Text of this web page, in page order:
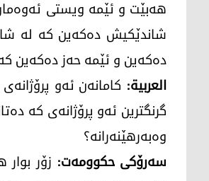
هەبێت و ئێمە ویستی
شاندێكیش دەكەین كە لە
دەكەین و ئێمە حەز دەكەین كە
العربیة: كامانەن ئەو
گرنگترین ئەو پرۆژانەی كە
وەبەرهێنەرانە؟
سەرۆكی حكوومەت: زۆر